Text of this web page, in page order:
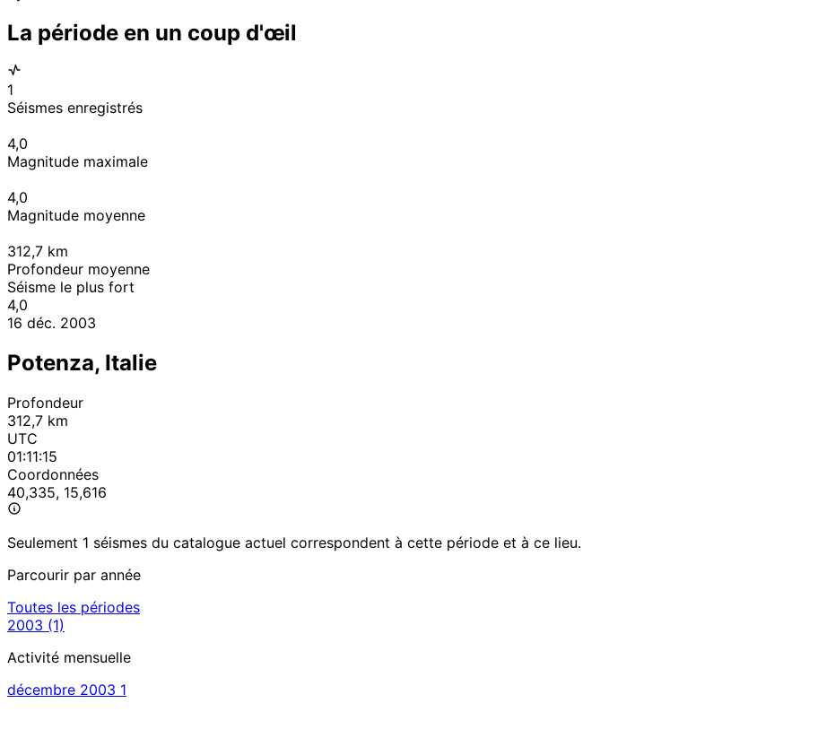
La période en un coup d'œil
1
Séismes enregistrés
4,0
Magnitude maximale
4,0
Magnitude moyenne
312,7 km
Profondeur moyenne
Séisme le plus fort
4,0
16 déc. 2003
Potenza, Italie
Profondeur
312,7 km
UTC
01:11:15
Coordonnées
40,335, 15,616
Seulement 1 séismes du catalogue actuel correspondent à cette période et à ce lieu.
Parcourir par année
Toutes les périodes
2003 (1)
Activité mensuelle
décembre 2003 1